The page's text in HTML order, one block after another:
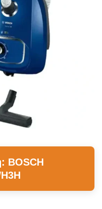
BOSCH